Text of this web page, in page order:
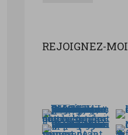
REJOIGNEZ-MOI